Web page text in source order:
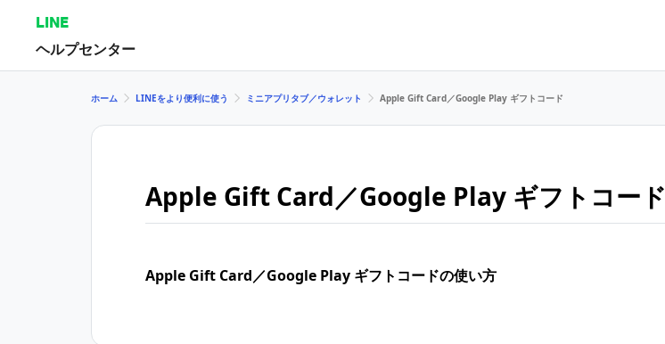
LINE
ヘルプセンター
ホーム LINEをより便利に使う ミニアプリタブ／ウォレット Apple Gift Card／Google Play ギフトコード
Apple Gift Card／Google Play ギフトコード
Apple Gift Card／Google Play ギフトコードの使い方